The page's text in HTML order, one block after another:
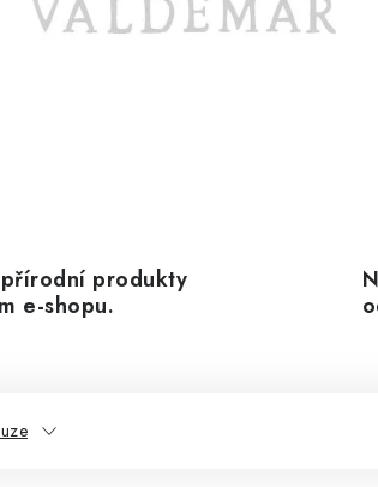
produkty
e-shopu.